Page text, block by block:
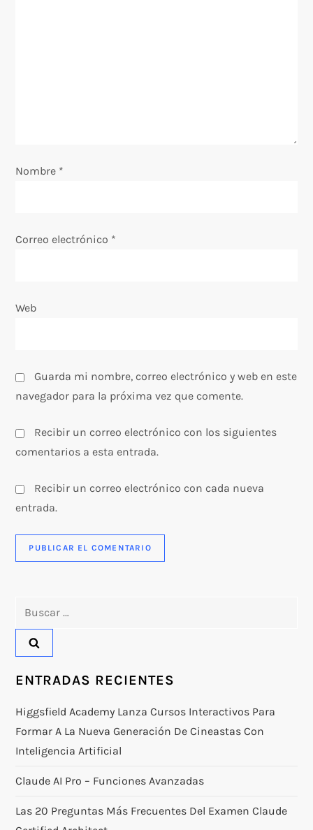
n
r
d
s
Nombre *
Correo electrónico *
Web
Guarda mi nombre, correo electrónico y web en este
navegador para la próxima vez que comente.
Recibir un correo electrónico con los siguientes
comentarios a esta entrada.
Recibir un correo electrónico con cada nueva
entrada.
ENTRADAS RECIENTES
Higgsfield Academy Lanza Cursos Interactivos Para
Formar A La Nueva Generación De Cineastas Con
Inteligencia Artificial
Claude AI Pro – Funciones Avanzadas
Las 20 Preguntas Más Frecuentes Del Examen Claude